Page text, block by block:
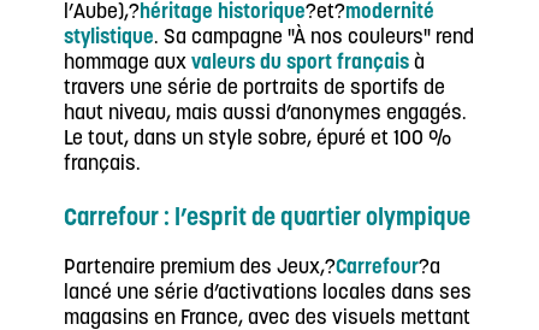
l’Aube),?héritage historique?et?modernité
stylistique. Sa campagne "À nos couleurs" rend
hommage aux valeurs du sport français à
travers une série de portraits de sportifs de
haut niveau, mais aussi d’anonymes engagés.
Le tout, dans un style sobre, épuré et 100 %
français.
Carrefour : l’esprit de quartier olympique
Partenaire premium des Jeux,?Carrefour?a
lancé une série d’activations locales dans ses
magasins en France, avec des visuels mettant